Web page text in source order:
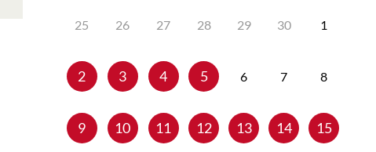
25 26 27 28 29 30 1
2 3 4 5 6 7 8
9 10 11 12 13 14 15